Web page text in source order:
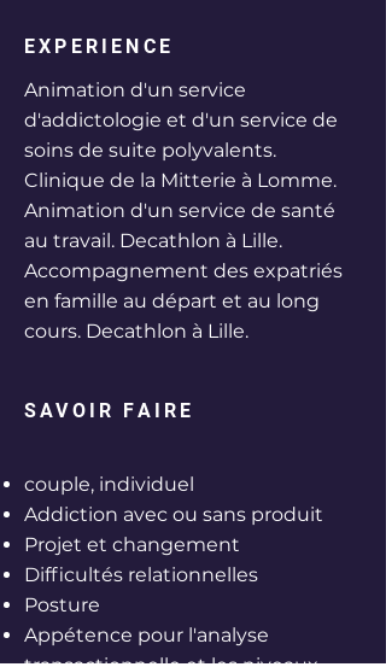
EXPERIENCE
Animation d'un service
d'addictologie et d'un service de
soins de suite polyvalents.
Clinique de la Mitterie à Lomme.
Animation d'un service de santé
au travail. Decathlon à Lille.
Accompagnement des expatriés
en famille au départ et au long
cours. Decathlon à Lille.
SAVOIR FAIRE
couple, individuel
Addiction avec ou sans produit
Projet et changement
Difficultés relationnelles
​Posture
Appétence pour l'analyse